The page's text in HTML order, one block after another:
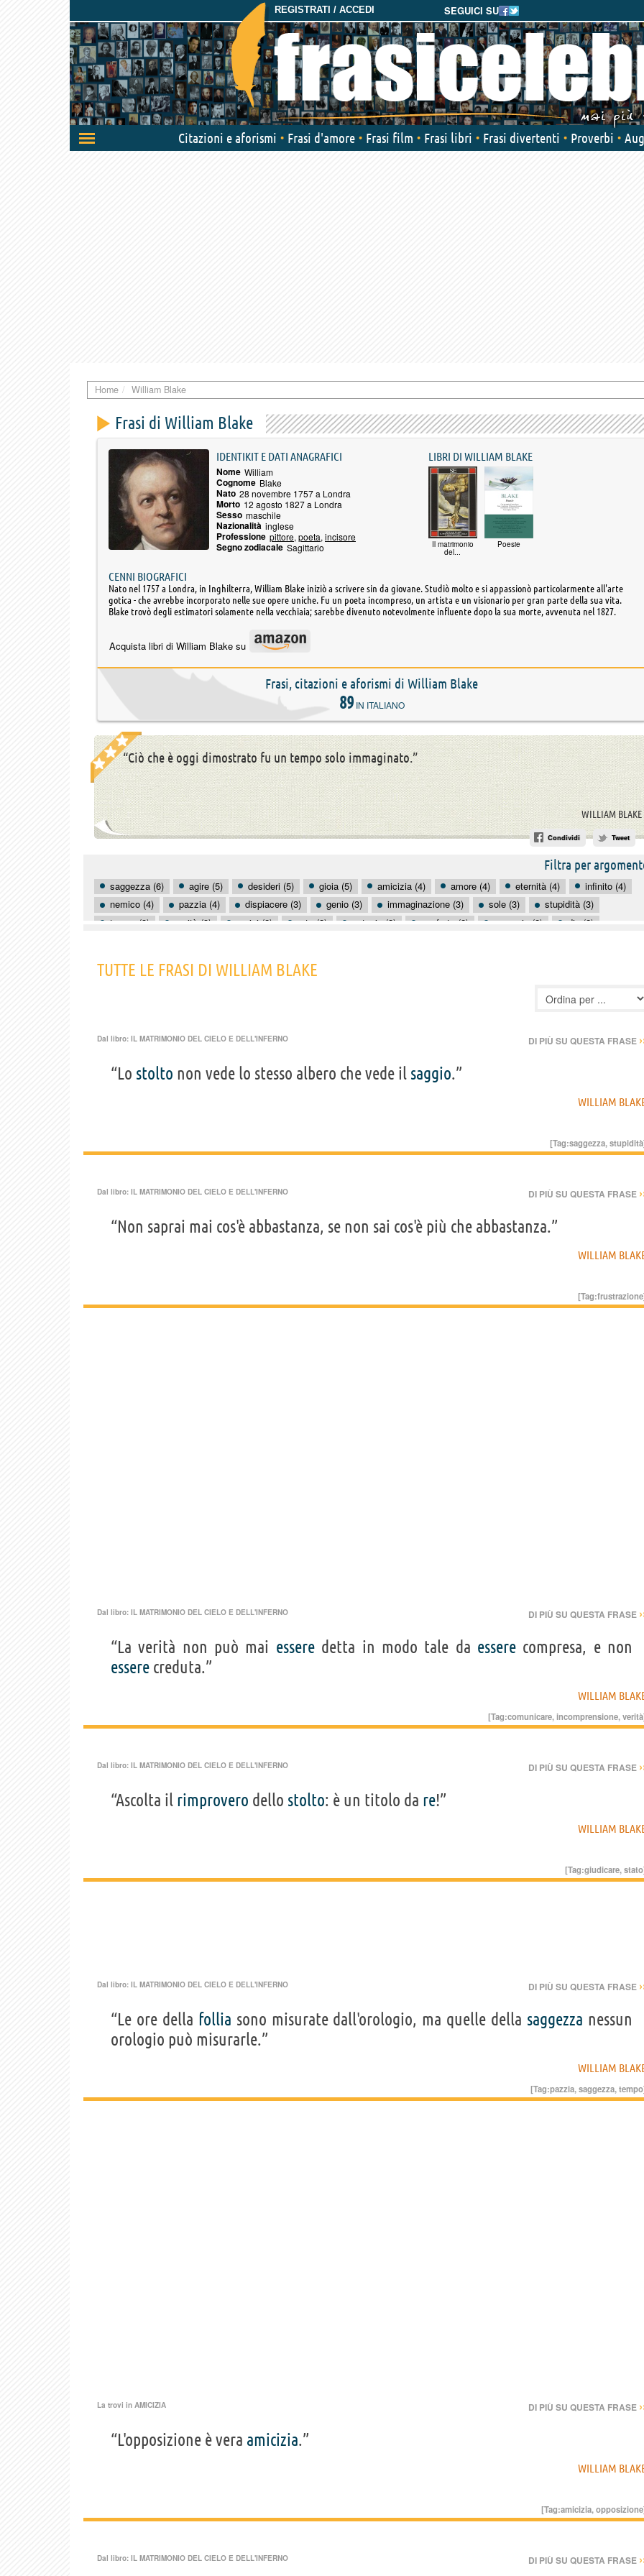
SEGUICI SU
REGISTRATI / ACCEDI
Attiva/disattiva
navigazione
Citazioni e aforismi Frasi d'amore Frasi film Frasi libri Frasi divertenti Proverbi
Home William Blake
Frasi di William Blake
IDENTIKIT E DATI ANAGRAFICI
Nome William
Cognome Blake
Nato 28 novembre 1757 a Londra
Morto 12 agosto 1827 a Londra
Sesso maschile
Nazionalità inglese
Professione pittore, poeta, incisore
Segno zodiacale Sagittario
LIBRI DI WILLIAM BLAKE
Il matrimonio
del...
Poesie
CENNI BIOGRAFICI
Nato nel 1757 a Londra, in Inghilterra, William Blake iniziò a scrivere sin da giovane. Studiò molto e si appassionò particolarmente all'arte
gotica - che avrebbe incorporato nelle sue opere uniche. Fu un poeta incompreso, un artista e un visionario per gran parte della sua vita.
Blake trovò degli estimatori solamente nella vecchiaia; sarebbe divenuto notevolmente influente dopo la sua morte, avvenuta nel 1827.
Acquista libri di William Blake su
Frasi, citazioni e aforismi di William Blake
89IN ITALIANO
“Ciò che è oggi dimostrato fu un tempo solo immaginato.”
WILLIAM BLAKE
Condividi Tweet
Filtra per
saggezza (6) agire (5) desideri (5) gioia (5) amicizia (4) amore (4) eternità (4)
infinito (4)
nemico (4)
pazzia (4) dispiacere (3) genio (3) immaginazione (3) sole (3)
stupidità (3)
tempo (3)
verità (3) amici (2) arte (2) astuzia (2) conforto (2) coraggio (2)
dio (2)
TUTTE LE FRASI DI WILLIAM BLAKE
Dal libro: IL MATRIMONIO DEL CIELO E DELL'INFERNO DI PIÙ SU QUESTA FRASE
“Lo stolto non vede lo stesso albero che vede il saggio.”
WILLIAM
[Tag:saggezza,stupidità
Dal libro: IL MATRIMONIO DEL CIELO E DELL'INFERNO DI PIÙ SU QUESTA FRASE
“Non saprai mai cos'è abbastanza, se non sai cos'è più che abbastanza.”
WILLIAM
[Tag:frustrazione
Dal libro: IL MATRIMONIO DEL CIELO E DELL'INFERNO DI PIÙ SU QUESTA FRASE
“La verità non può mai esseredetta in modo tale da esserecompresa, e non
essere creduta.”
WILLIAM
[Tag:comunicare,incomprensione,verità
Dal libro: IL MATRIMONIO DEL CIELO E DELL'INFERNO DI PIÙ SU QUESTA FRASE
“Ascolta il rimprovero dello stolto: è un titolo da re!”
WILLIAM
[Tag:giudicare,stato
Dal libro: IL MATRIMONIO DEL CIELO E DELL'INFERNO DI PIÙ SU QUESTA FRASE
“Le ore della follia sono misurate dall'orologio, ma quelle della saggezza nessun
orologio può misurarle.”
WILLIAM
[Tag:pazzia,saggezza,tempo
La trovi in AMICIZIA DI PIÙ SU QUESTA FRASE
“L'opposizione è vera amicizia.”
WILLIAM
[Tag:amicizia,opposizione
Dal libro: IL MATRIMONIO DEL CIELO E DELL'INFERNO DI PIÙ SU QUESTA FRASE